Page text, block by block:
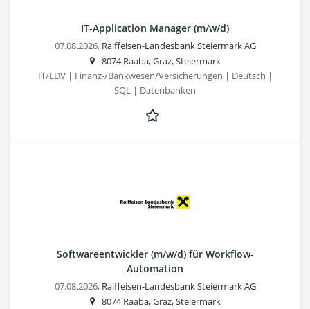
IT-Application Manager (m/w/d)
07.08.2026, Raiffeisen-Landesbank Steiermark AG
8074 Raaba, Graz, Steiermark
IT/EDV | Finanz-/Bankwesen/Versicherungen | Deutsch |
SQL | Datenbanken
Softwareentwickler (m/w/d) für Workflow-
Automation
07.08.2026, Raiffeisen-Landesbank Steiermark AG
8074 Raaba, Graz, Steiermark